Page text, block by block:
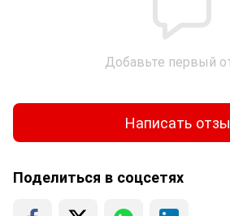
Добавьте первый
Написать
Поделиться в соцсетях